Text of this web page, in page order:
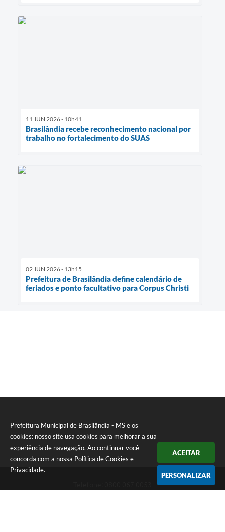
Prefeitura Municipal de Brasilândia - MS e os
cookies: nosso site usa cookies para melhorar a sua
experiência de navegação. Ao continuar você
concorda com a nossa Política de Cookies e
Privacidade.
ACEITAR
PERSONALIZAR
11 JUN 2026 - 10h41
Brasilândia recebe reconhecimento nacional por
trabalho no fortalecimento do SUAS
02 JUN 2026 - 13h15
Prefeitura de Brasilândia define calendário de
feriados e ponto facultativo para Corpus Christi